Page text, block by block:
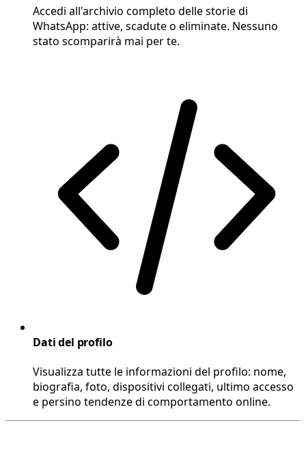
Accedi all'archivio completo delle storie di
WhatsApp: attive, scadute o eliminate. Nessuno
stato scomparirà mai per te.
Dati del profilo
Visualizza tutte le informazioni del profilo: nome,
biografia, foto, dispositivi collegati, ultimo accesso
e persino tendenze di comportamento online.